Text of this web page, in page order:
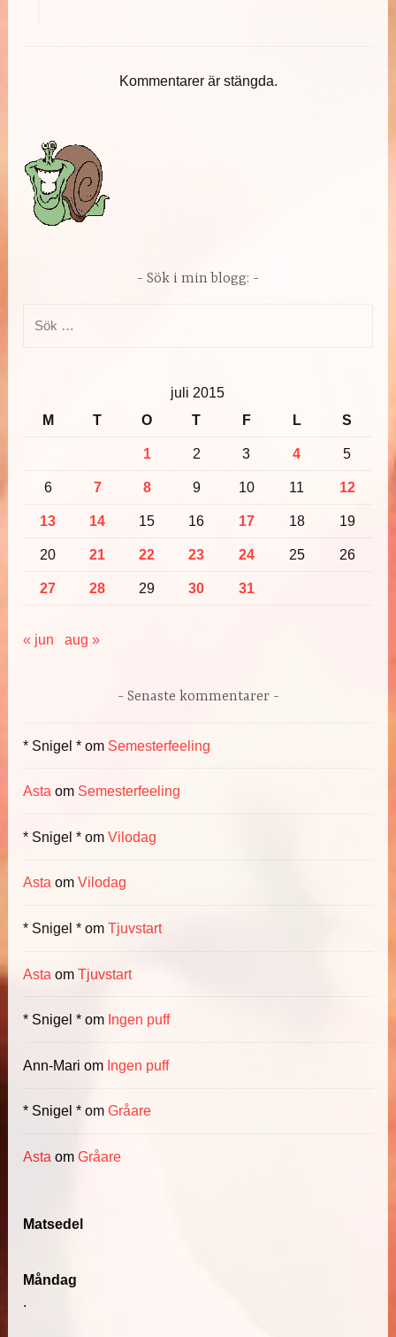
Kommentarer är stängda.
Sök i min blogg:
juli 2015
M
T O T F L S
1 2 3 4 5
6 7 8 9 10 11 12
13 14 15 16 17 18 19
20 21 22 23 24 25 26
27 28 29 30 31
« jun aug »
Senaste kommentarer
* Snigel * om Semesterfeeling
Asta om Semesterfeeling
* Snigel * omVilodag
Asta omVilodag
* Snigel * omTjuvstart
Asta omTjuvstart
* Snigel * om Ingen puff
Ann-Mari om Ingen puff
* Snigel * omGråare
Asta omGråare
Matsedel
Måndag
.